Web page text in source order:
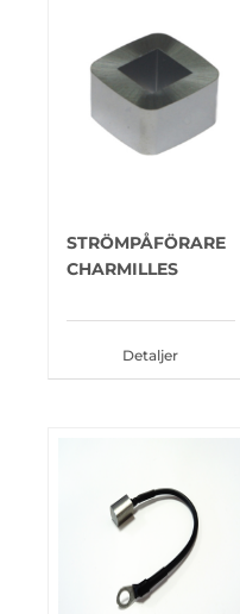
STRÖMPÅFÖRARE
CHARMILLES
Detaljer